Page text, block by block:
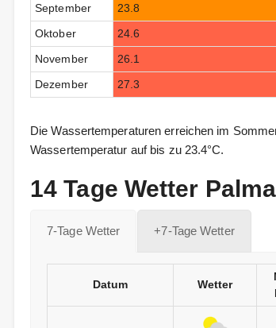
September 23.8
Oktober 24.6
November 26.1
Dezember 27.3
Die Wassertemperaturen erreichen im
Wassertemperatur auf bis zu 23.4°C.
14 Tage Wetter
7-Tage Wetter +7-Tage Wetter
Datum Wetter